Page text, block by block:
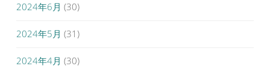
2024年6月 (30)
2024年5月 (31)
2024年4月 (30)